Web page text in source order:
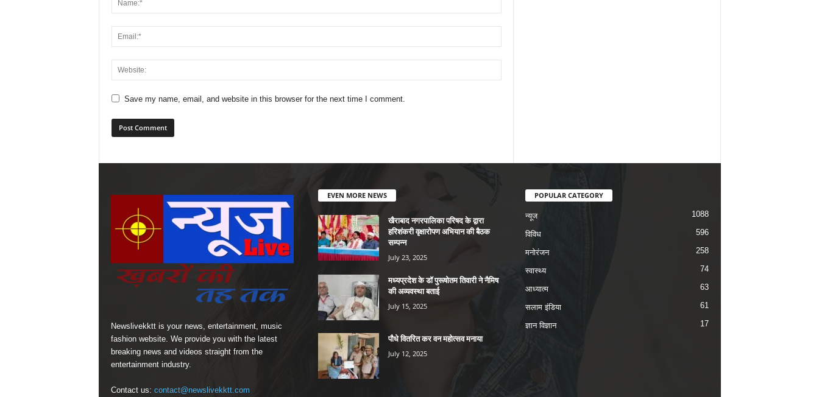
Save my name, email, and website in this browser for the next time I comment.
Newslivekktt is your news, entertainment, music
fashion website. We provide you with the latest
breaking news and videos straight from the
entertainment industry.
Contact us: contact@newslivekktt.com
EVEN MORE NEWS
खैराबाद नगरपालिका परिषद के द्वारा
हरिशंकरी वृक्षारोपण अभियान की बैठक
सम्पन्न
July 23, 2025
मध्यप्रदेश के डॉ पुरूषोतम तिवारी ने नैमिष
की अव्यवस्था बताई
July 15, 2025
पौधे वितरित कर वन महोत्सव मनाया
July 12, 2025
POPULAR CATEGORY
न्यूज 1088
विविध 596
मनोरंजन 258
स्वास्थ्य 74
आध्यात्म 63
सलाम इंडिया 61
ज्ञान विज्ञान 17